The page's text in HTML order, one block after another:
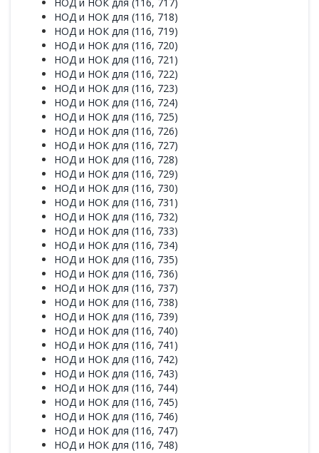
НОД и НОК для (116, 718)
НОД и НОК для (116, 719)
НОД и НОК для (116, 720)
НОД и НОК для (116, 721)
НОД и НОК для (116, 722)
НОД и НОК для (116, 723)
НОД и НОК для (116, 724)
НОД и НОК для (116, 725)
НОД и НОК для (116, 726)
НОД и НОК для (116, 727)
НОД и НОК для (116, 728)
НОД и НОК для (116, 729)
НОД и НОК для (116, 730)
НОД и НОК для (116, 731)
НОД и НОК для (116, 732)
НОД и НОК для (116, 733)
НОД и НОК для (116, 734)
НОД и НОК для (116, 735)
НОД и НОК для (116, 736)
НОД и НОК для (116, 737)
НОД и НОК для (116, 738)
НОД и НОК для (116, 739)
НОД и НОК для (116, 740)
НОД и НОК для (116, 741)
НОД и НОК для (116, 742)
НОД и НОК для (116, 743)
НОД и НОК для (116, 744)
НОД и НОК для (116, 745)
НОД и НОК для (116, 746)
НОД и НОК для (116, 747)
НОД и НОК для (116, 748)